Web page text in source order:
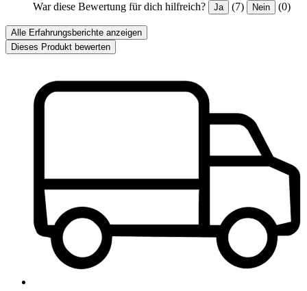
War diese Bewertung für dich hilfreich? Ja (7) Nein (0)
Alle Erfahrungsberichte anzeigen
Dieses Produkt bewerten